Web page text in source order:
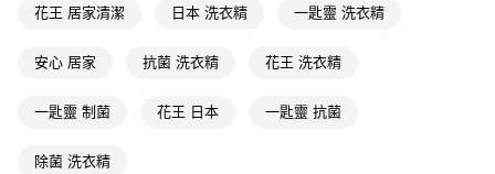
３．收到繳費通知簡訊後14天內，點擊此簡訊中的連結，可透過四大超商／
※ 請注意：結帳手續完成當下不需立刻繳費，但若您需要取消訂單，請聯絡
※ 交易是否成功請以「AFTEE先享後付 」之結帳頁面顯示為準，若有關於
客戶支援中心」
每筆NT$65，滿NT$390(含以上)免運費
付款後萊爾富取貨
每筆NT$65，滿NT$490(含以上)免運費
花王 居家清潔 日本 洗衣精 一匙靈 洗衣精
安心 居家 抗菌 洗衣精 花王 洗衣精
一匙靈 制菌 花王 日本 一匙靈 抗菌
除菌 洗衣精